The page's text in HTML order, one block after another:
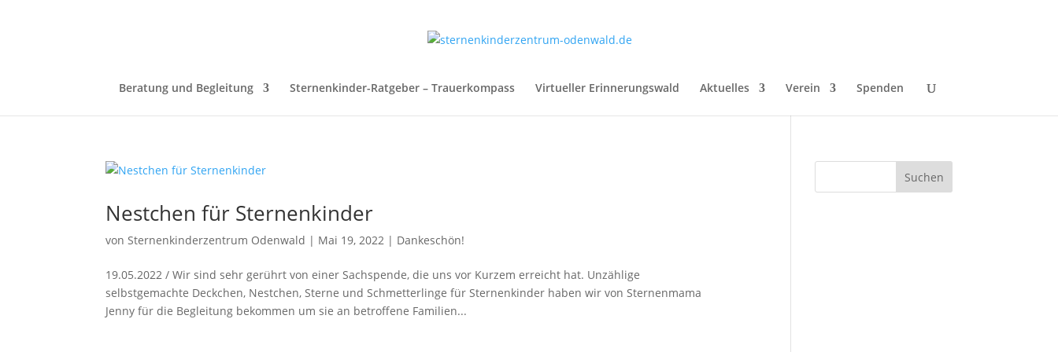
Beratung und Begleitung Sternenkinder-Ratgeber – Trauerkompass Virtueller Erinnerungswald Aktuelles Verein Spenden
Nestchen für Sternenkinder
vonSternenkinderzentrum Odenwald | Mai 19, 2022 | Dankeschön!
19.05.2022 / Wir sind sehr gerührt von einer Sachspende, die uns vor Kurzem erreicht hat. Unzählige
selbstgemachte Deckchen, Nestchen, Sterne und Schmetterlinge für Sternenkinder haben wir von Sternenmama
Jenny für die Begleitung bekommen um sie an betroffene Familien...